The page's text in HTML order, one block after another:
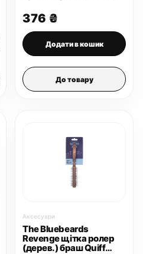
376 ₴
Додати в кошик
До товару
Аксесуари
The Bluebeards
Revenge щітка ролер
(дерев.) браш Quiff